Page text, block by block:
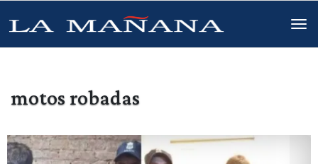
motos robadas